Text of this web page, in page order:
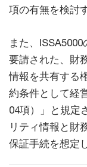
項の有無を検討
また、
要請された、財
情報を共有する
約条件として経
04項）」と規定
リティ情報と財
保証手続を想定